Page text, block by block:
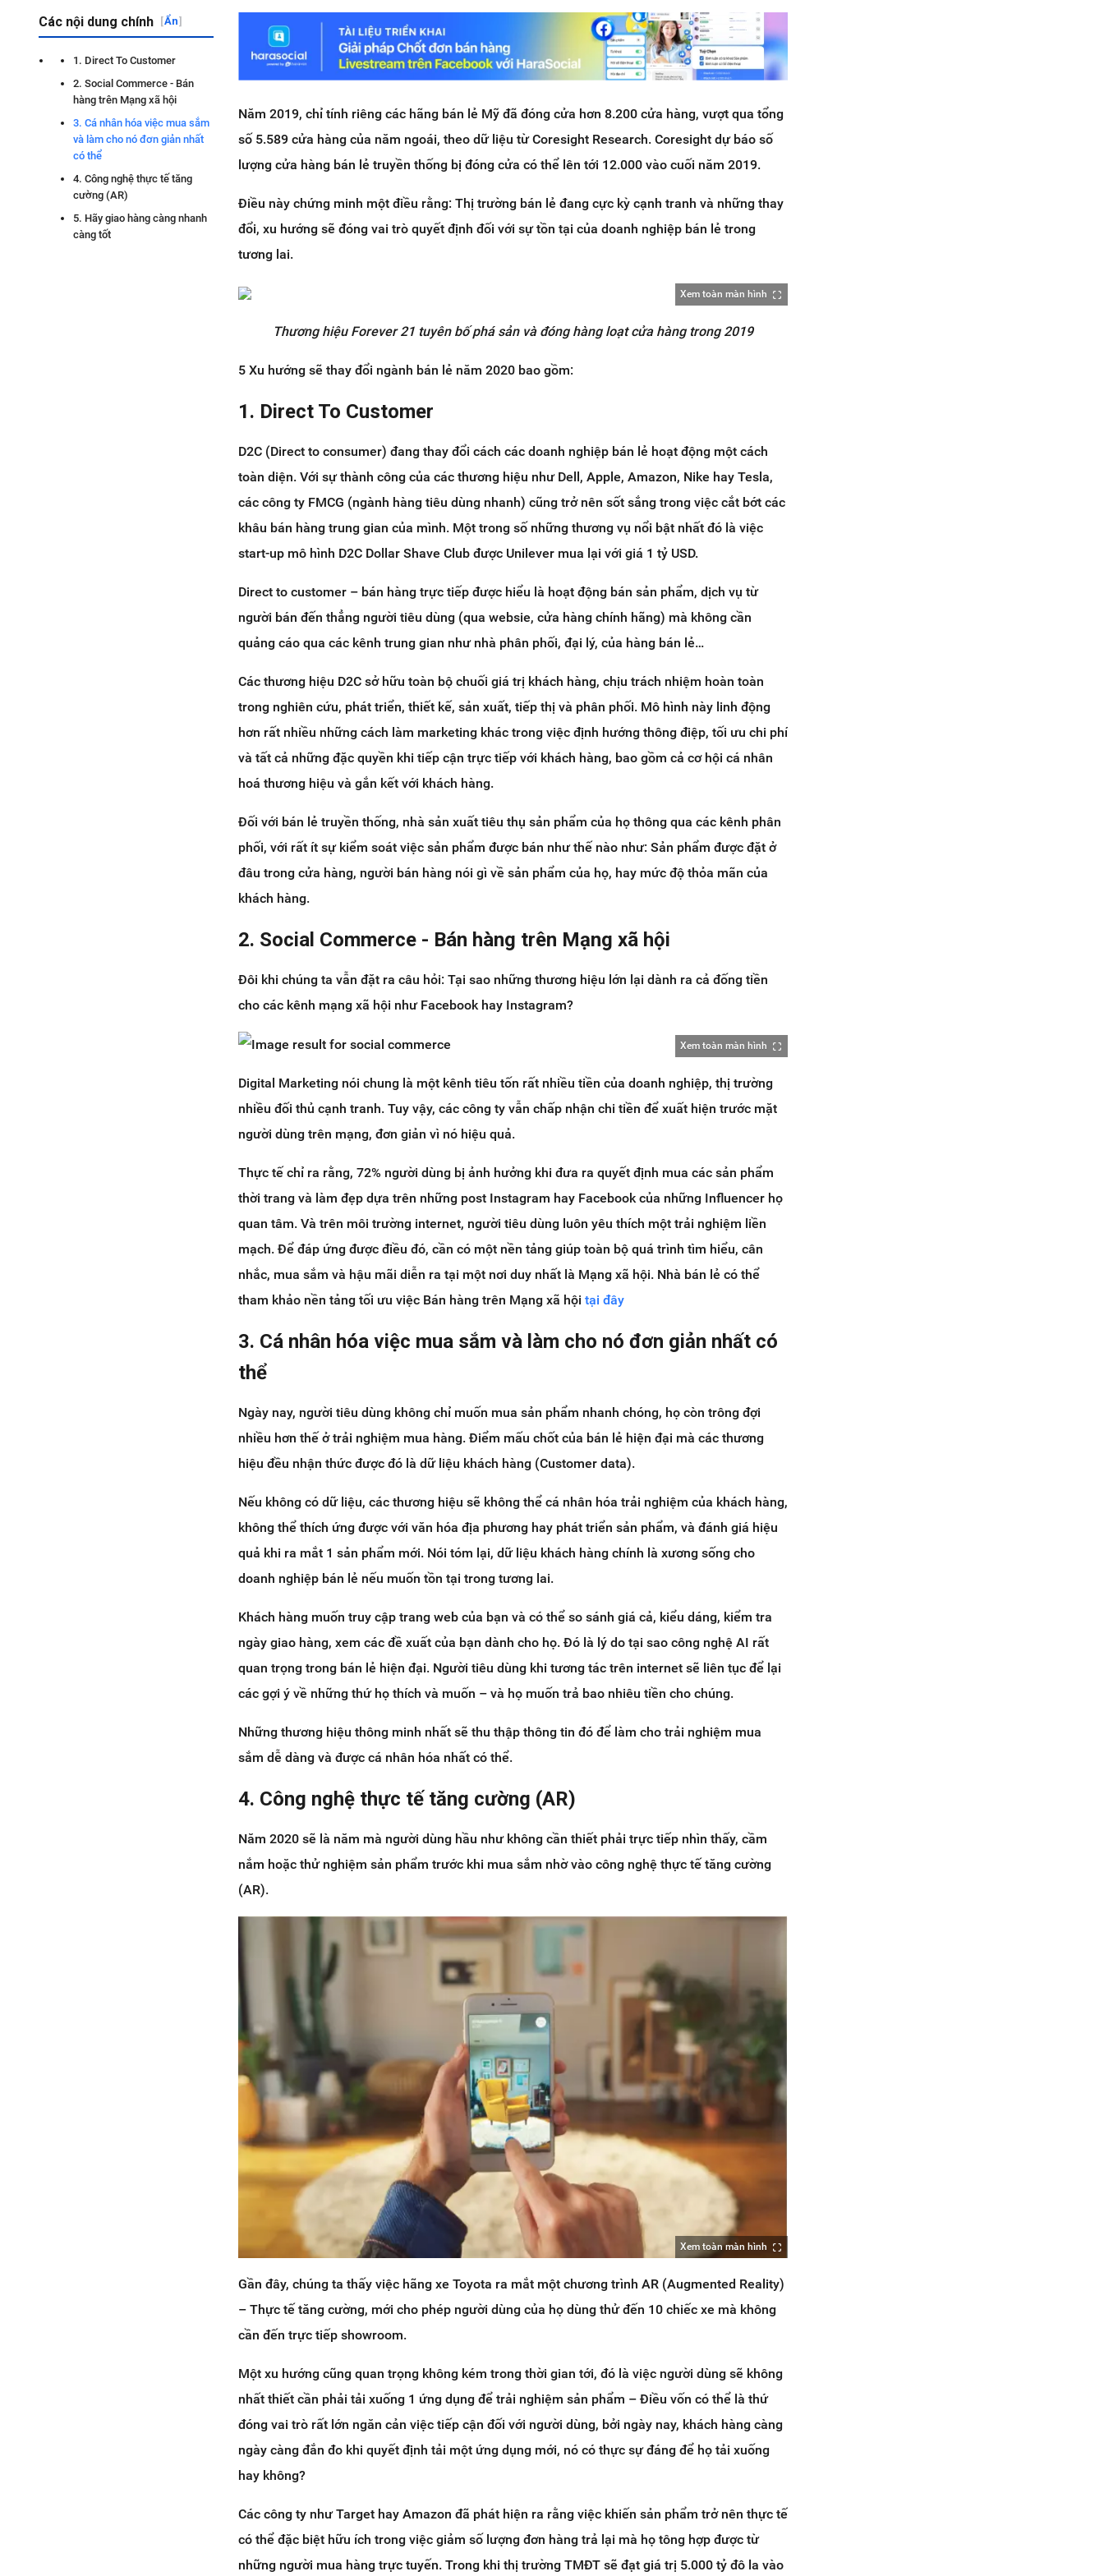
Các nội dung chính [Ẩn]
1. Direct To Customer
2. Social Commerce - Bán
hàng trên Mạng xã hội
3. Cá nhân hóa việc mua sắm
và làm cho nó đơn giản nhất
có thể
4. Công nghệ thực tế tăng
cường (AR)
5. Hãy giao hàng càng nhanh
càng tốt
Năm 2019, chỉ tính riêng các hãng bán lẻ Mỹ đã đóng cửa hơn 8.200 cửa hàng, vượt qua tổng
số 5.589 cửa hàng của năm ngoái, theo dữ liệu từ Coresight Research. Coresight dự báo số
lượng cửa hàng bán lẻ truyền thống bị đóng cửa có thể lên tới 12.000 vào cuối năm 2019.
Điều này chứng minh một điều rằng: Thị trường bán lẻ đang cực kỳ cạnh tranh và những thay
đổi, xu hướng sẽ đóng vai trò quyết định đối với sự tồn tại của doanh nghiệp bán lẻ trong
tương lai.
Xem toàn màn hình
Thương hiệu Forever 21 tuyên bố phá sản và đóng hàng loạt cửa hàng trong 2019
5 Xu hướng sẽ thay đổi ngành bán lẻ năm 2020 bao gồm:
1. Direct To Customer
D2C (Direct to consumer) đang thay đổi cách các doanh nghiệp bán lẻ hoạt động một cách
toàn diện. Với sự thành công của các thương hiệu như Dell, Apple, Amazon, Nike hay Tesla,
các công ty FMCG (ngành hàng tiêu dùng nhanh) cũng trở nên sốt sắng trong việc cắt bớt các
khâu bán hàng trung gian của mình. Một trong số những thương vụ nổi bật nhất đó là việc
start-up mô hình D2C Dollar Shave Club được Unilever mua lại với giá 1 tỷ USD.
Direct to customer – bán hàng trực tiếp được hiểu là hoạt động bán sản phẩm, dịch vụ từ
người bán đến thẳng người tiêu dùng (qua websie, cửa hàng chính hãng) mà không cần
quảng cáo qua các kênh trung gian như nhà phân phối, đại lý, của hàng bán lẻ…
Các thương hiệu D2C sở hữu toàn bộ chuối giá trị khách hàng, chịu trách nhiệm hoàn toàn
trong nghiên cứu, phát triển, thiết kế, sản xuất, tiếp thị và phân phối. Mô hình này linh động
hơn rất nhiều những cách làm marketing khác trong việc định hướng thông điệp, tối ưu chi phí
và tất cả những đặc quyền khi tiếp cận trực tiếp với khách hàng, bao gồm cả cơ hội cá nhân
hoá thương hiệu và gắn kết với khách hàng.
Đối với bán lẻ truyền thống, nhà sản xuất tiêu thụ sản phẩm của họ thông qua các kênh phân
phối, với rất ít sự kiểm soát việc sản phẩm được bán như thế nào như: Sản phẩm được đặt ở
đâu trong cửa hàng, người bán hàng nói gì về sản phẩm của họ, hay mức độ thỏa mãn của
khách hàng.
2. Social Commerce - Bán hàng trên Mạng xã hội
Đôi khi chúng ta vẫn đặt ra câu hỏi: Tại sao những thương hiệu lớn lại dành ra cả đống tiền
cho các kênh mạng xã hội như Facebook hay Instagram?
Xem toàn màn hình
Digital Marketing nói chung là một kênh tiêu tốn rất nhiều tiền của doanh nghiệp, thị trường
nhiều đối thủ cạnh tranh. Tuy vậy, các công ty vẫn chấp nhận chi tiền để xuất hiện trước mặt
người dùng trên mạng, đơn giản vì nó hiệu quả.
Thực tế chỉ ra rằng, 72% người dùng bị ảnh hưởng khi đưa ra quyết định mua các sản phẩm
thời trang và làm đẹp dựa trên những post Instagram hay Facebook của những Influencer họ
quan tâm. Và trên môi trường internet, người tiêu dùng luôn yêu thích một trải nghiệm liền
mạch. Để đáp ứng được điều đó, cần có một nền tảng giúp toàn bộ quá trình tìm hiểu, cân
nhắc, mua sắm và hậu mãi diễn ra tại một nơi duy nhất là Mạng xã hội. Nhà bán lẻ có thể
tham khảo nền tảng tối ưu việc Bán hàng trên Mạng xã hộitại đây
3. Cá nhân hóa việc mua sắm và làm cho nó đơn giản nhất có
thể
Ngày nay, người tiêu dùng không chỉ muốn mua sản phẩm nhanh chóng, họ còn trông đợi
nhiều hơn thế ở trải nghiệm mua hàng. Điểm mấu chốt của bán lẻ hiện đại mà các thương
hiệu đều nhận thức được đó là dữ liệu khách hàng (Customer data).
Nếu không có dữ liệu, các thương hiệu sẽ không thể cá nhân hóa trải nghiệm của khách hàng,
không thể thích ứng được với văn hóa địa phương hay phát triển sản phẩm, và đánh giá hiệu
quả khi ra mắt 1 sản phẩm mới. Nói tóm lại, dữ liệu khách hàng chính là xương sống cho
doanh nghiệp bán lẻ nếu muốn tồn tại trong tương lai.
Khách hàng muốn truy cập trang web của bạn và có thể so sánh giá cả, kiểu dáng, kiểm tra
ngày giao hàng, xem các đề xuất của bạn dành cho họ. Đó là lý do tại sao công nghệ AI rất
quan trọng trong bán lẻ hiện đại. Người tiêu dùng khi tương tác trên internet sẽ liên tục để lại
các gợi ý về những thứ họ thích và muốn – và họ muốn trả bao nhiêu tiền cho chúng.
Những thương hiệu thông minh nhất sẽ thu thập thông tin đó để làm cho trải nghiệm mua
sắm dễ dàng và được cá nhân hóa nhất có thể.
4. Công nghệ thực tế tăng cường (AR)
Năm 2020 sẽ là năm mà người dùng hầu như không cần thiết phải trực tiếp nhìn thấy, cầm
nắm hoặc thử nghiệm sản phẩm trước khi mua sắm nhờ vào công nghệ thực tế tăng cường
(AR).
Xem toàn màn hình
Gần đây, chúng ta thấy việc hãng xe Toyota ra mắt một chương trình AR (Augmented Reality)
– Thực tế tăng cường, mới cho phép người dùng của họ dùng thử đến 10 chiếc xe mà không
cần đến trực tiếp showroom.
Một xu hướng cũng quan trọng không kém trong thời gian tới, đó là việc người dùng sẽ không
nhất thiết cần phải tải xuống 1 ứng dụng để trải nghiệm sản phẩm – Điều vốn có thể là thứ
đóng vai trò rất lớn ngăn cản việc tiếp cận đối với người dùng, bởi ngày nay, khách hàng càng
ngày càng đắn đo khi quyết định tải một ứng dụng mới, nó có thực sự đáng để họ tải xuống
hay không?
Các công ty như Target hay Amazon đã phát hiện ra rằng việc khiến sản phẩm trở nên thực tế
có thể đặc biệt hữu ích trong việc giảm số lượng đơn hàng trả lại mà họ tông hợp được từ
những người mua hàng trực tuyến. Trong khi thị trường TMĐT sẽ đạt giá trị 5.000 tỷ đô la vào